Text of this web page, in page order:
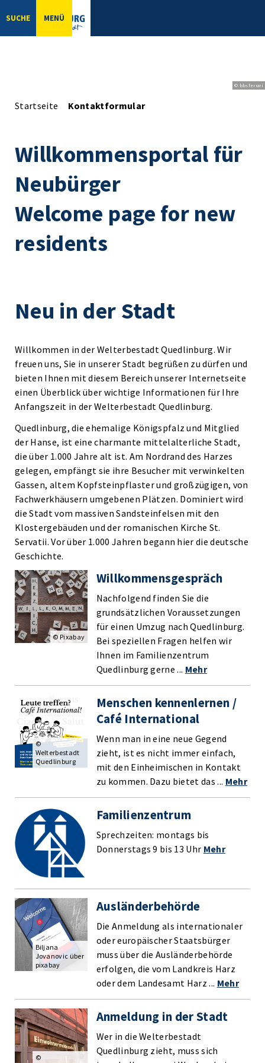
SUCHE MENÜ
© bbsferrari
Startseite Kontaktformular
Willkommensportal für
Neubürger
Welcome page for new
residents
Neu in der Stadt
Willkommen in der Welterbestadt Quedlinburg. Wir
freuen uns, Sie in unserer Stadt begrüßen zu dürfen und
bieten Ihnen mit diesem Bereich unserer Internetseite
einen Überblick über wichtige Informationen für Ihre
Anfangszeit in der Welterbestadt Quedlinburg.
Quedlinburg, die ehemalige Königspfalz und Mitglied
der Hanse, ist eine charmante mittelalterliche Stadt,
die über 1.000 Jahre alt ist. Am Nordrand des Harzes
gelegen, empfängt sie ihre Besucher mit verwinkelten
Gassen, altem Kopfsteinpflaster und großzügigen, von
Fachwerkhäusern umgebenen Plätzen. Dominiert wird
die Stadt vom massiven Sandsteinfelsen mit den
Klostergebäuden und der romanischen Kirche St.
Servatii. Vor über 1.000 Jahren begann hier die deutsche
Geschichte.
Willkommensgespräch
Nachfolgend finden Sie die
grundsätzlichen Voraussetzungen
für einen Umzug nach Quedlinburg.
Bei speziellen Fragen helfen wir
Ihnen im Familienzentrum
Quedlinburg gerne ... Mehr
© Pixabay
Menschen kennenlernen /
Café International
Wenn man in eine neue Gegend
zieht, ist es nicht immer einfach,
mit den Einheimischen in Kontakt
zu kommen. Dazu bietet das ... Mehr
©
Welterbestadt
Quedlinburg
Familienzentrum
Sprechzeiten: montags bis
Donnerstags 9 bis 13 Uhr Mehr
Ausländerbehörde
Die Anmeldung als internationaler
oder europäischer Staatsbürger
muss über die Ausländerbehörde
erfolgen, die vom Landkreis Harz
oder dem Landesamt Harz ... Mehr
Biljana
Jovanovic über
pixabay
Anmeldung in der Stadt
Wer in die Welterbestadt
Quedlinburg zieht, muss sich
©